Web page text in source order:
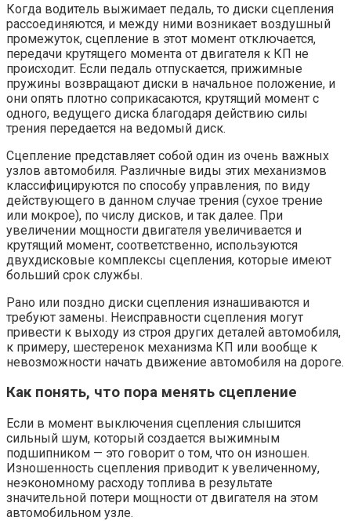
Когда водитель выжимает педаль, то диски сцепления
рассоединяются, и между ними возникает воздушный
промежуток, сцепление в этот момент отключается,
передачи крутящего момента от двигателя к КП не
происходит. Если педаль отпускается, прижимные
пружины возвращают диски в начальное положение, и
они опять плотно соприкасаются, крутящий момент с
одного, ведущего диска благодаря действию силы
трения передается на ведомый диск.
Сцепление представляет собой один из очень важных
узлов автомобиля. Различные виды этих механизмов
классифицируются по способу управления, по виду
действующего в данном случае трения (сухое трение
или мокрое), по числу дисков, и так далее. При
увеличении мощности двигателя увеличивается и
крутящий момент, соответственно, используются
двухдисковые комплексы сцепления, которые имеют
больший срок службы.
Рано или поздно диски сцепления изнашиваются и
требуют замены. Неисправности сцепления могут
привести к выходу из строя других деталей автомобиля,
к примеру, шестеренок механизма КП или вообще к
невозможности начать движение автомобиля на дороге.
Как понять, что пора менять сцепление
Если в момент выключения сцепления слышится
сильный шум, который создается выжимным
подшипником — это говорит о том, что он изношен.
Изношенность сцепления приводит к увеличенному,
неэкономному расходу топлива в результате
значительной потери мощности от двигателя на этом
автомобильном узле.